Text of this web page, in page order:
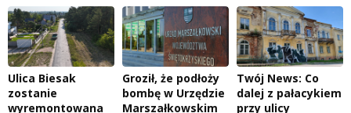
Ulica Biesak
zostanie
wyremontowana
Groził, że podłoży
bombę w Urzędzie
Marszałkowskim
Twój News: Co
dalej z pałacykiem
przy ulicy